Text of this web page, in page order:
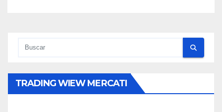
TRADING WIEW MERCATI